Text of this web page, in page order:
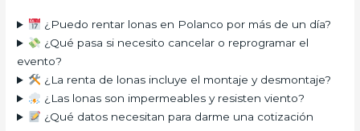
¿Puedo rentar lonas en Polanco por más de un día?
¿Qué pasa si necesito cancelar o reprogramar el
evento?
¿La renta de lonas incluye el montaje y desmontaje?
¿Las lonas son impermeables y resisten viento?
¿Qué datos necesitan para darme una cotización